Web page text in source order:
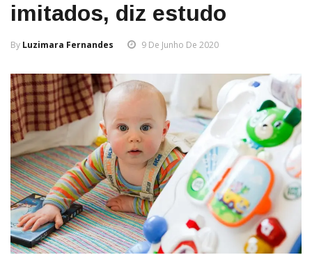
imitados, diz estudo
By Luzimara Fernandes 9 De Junho De 2020